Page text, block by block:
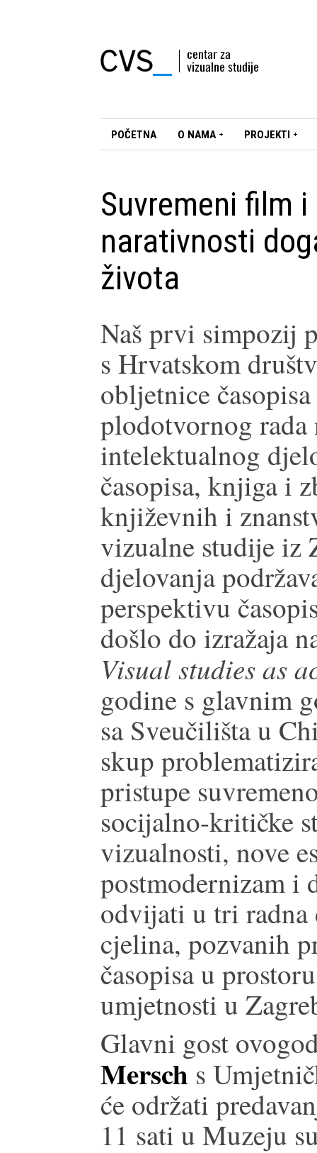
POČETNA O NAMA PROJEKTI
Suvremeni film
narativnosti
života
Naš prvi simpozij
s Hrvatskom
obljetnice
plodotvornog rada
intelektualnog
časopisa, knjiga i
književnih i
vizualne studije iz
djelovanja
perspektivu
došlo do izražaja
Visual studies as
godine s glavnim
sa Sveučilišta u
skup
pristupe
socijalno-kritičke
vizualnosti, nove
postmodernizam i
odvijati u tri radna
cjelina, pozvanih
časopisa u
umjetnosti u
Glavni gost
Mersch s
će održati
11 sati u Muzeju